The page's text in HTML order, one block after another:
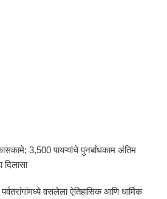
3,500 पायऱ्यांचे पुनर्बांधकाम अंतिम
दिलासा
वसलेला ऐतिहासिक आणि धार्मिक